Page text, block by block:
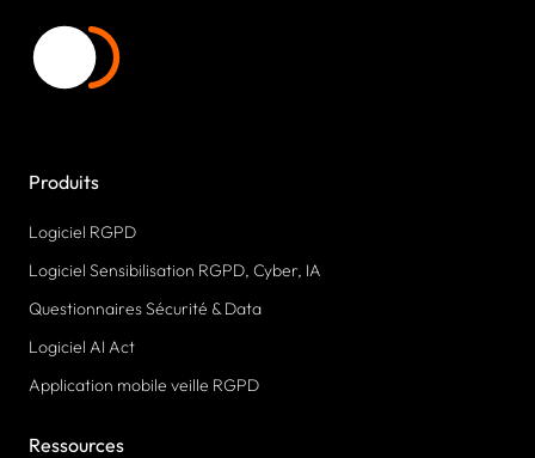
Produits
Logiciel RGPD
Logiciel Sensibilisation RGPD, Cyber, IA
Questionnaires Sécurité & Data
Logiciel AI Act
Application mobile veille RGPD
Ressources